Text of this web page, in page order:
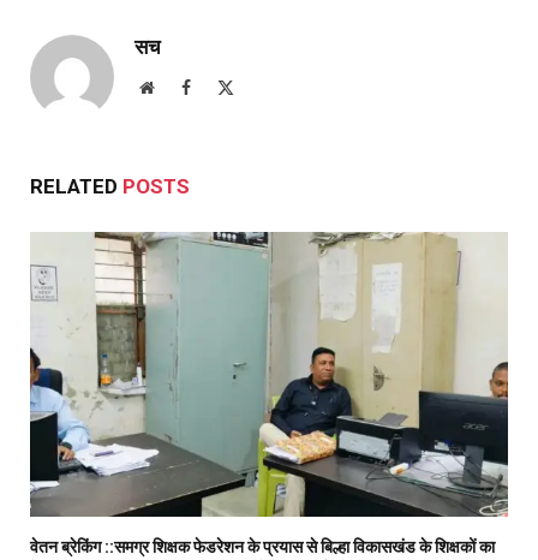
सच
WebsiteFacebook
RELATED POSTS
वेतन ब्रेकिंग ::समग्र शिक्षक फेडरेशन के प्रयास से बिल्हा विकासखंड के शिक्षकों का